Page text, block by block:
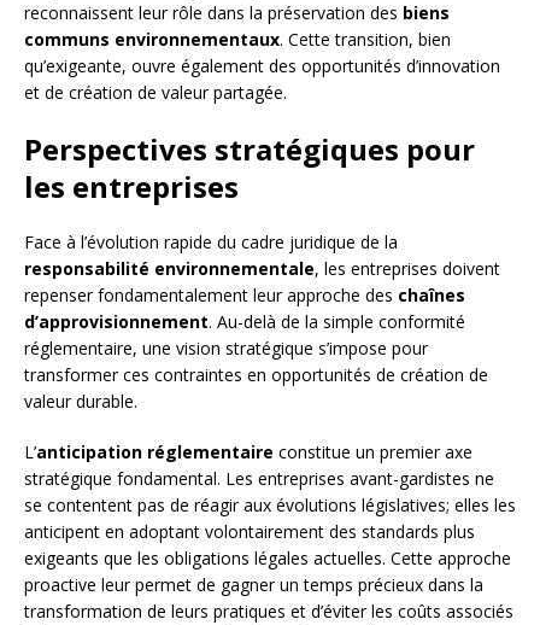
reconnaissent leur rôle dans la préservation des biens
communs environnementaux. Cette transition, bien
qu’exigeante, ouvre également des opportunités d’innovation
et de création de valeur partagée.
Perspectives stratégiques pour
les entreprises
Face à l’évolution rapide du cadre juridique de la
responsabilité environnementale, les entreprises doivent
repenser fondamentalement leur approche des chaînes
d’approvisionnement. Au-delà de la simple conformité
réglementaire, une vision stratégique s’impose pour
transformer ces contraintes en opportunités de création de
valeur durable.
L’anticipation réglementaire constitue un premier axe
stratégique fondamental. Les entreprises avant-gardistes ne
se contentent pas de réagir aux évolutions législatives; elles les
anticipent en adoptant volontairement des standards plus
exigeants que les obligations légales actuelles. Cette approche
proactive leur permet de gagner un temps précieux dans la
transformation de leurs pratiques et d’éviter les coûts associés